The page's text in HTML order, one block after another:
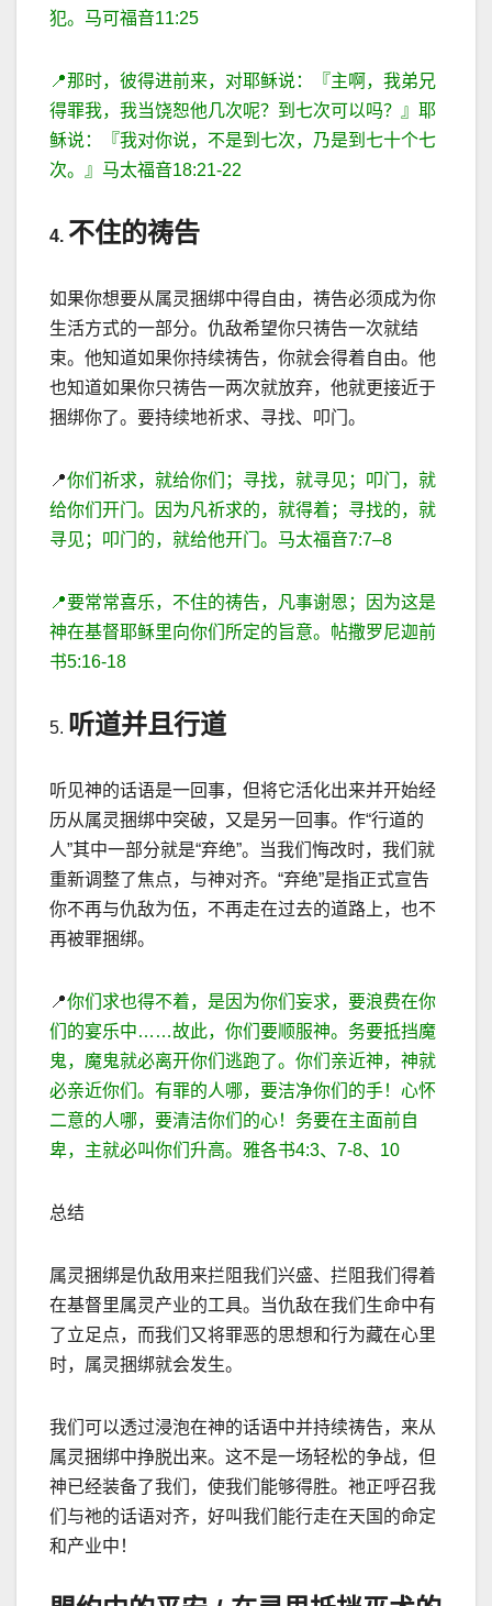
犯。马可福音11:25
📍那时，彼得进前来，对耶稣说：『主啊，我弟兄
得罪我，我当饶恕他几次呢？到七次可以吗？』耶
稣说：『我对你说，不是到七次，乃是到七十个七
次。』马太福音18:21-22
4. 不住的祷告
如果你想要从属灵捆绑中得自由，祷告必须成为你
生活方式的一部分。仇敌希望你只祷告一次就结
束。他知道如果你持续祷告，你就会得着自由。他
也知道如果你只祷告一两次就放弃，他就更接近于
捆绑你了。要持续地祈求、寻找、叩门。
📍你们祈求，就给你们；寻找，就寻见；叩门，就
给你们开门。因为凡祈求的，就得着；寻找的，就
寻见；叩门的，就给他开门。马太福音7:7–8
📍要常常喜乐，不住的祷告，凡事谢恩；因为这是
神在基督耶稣里向你们所定的旨意。帖撒罗尼迦前
书5:16-18
5. 听道并且行道
听见神的话语是一回事，但将它活化出来并开始经
历从属灵捆绑中突破，又是另一回事。作“行道的
人”其中一部分就是“弃绝”。当我们悔改时，我们就
重新调整了焦点，与神对齐。 “弃绝”是指正式宣告
你不再与仇敌为伍，不再走在过去的道路上，也不
再被罪捆绑。
📍你们求也得不着，是因为你们妄求，要浪费在你
们的宴乐中……故此，你们要顺服神。务要抵挡魔
鬼，魔鬼就必离开你们逃跑了。你们亲近神，神就
必亲近你们。有罪的人哪，要洁净你们的手！心怀
二意的人哪，要清洁你们的心！务要在主面前自
卑，主就必叫你们升高。雅各书4:3、 7-8、 10
总结
属灵捆绑是仇敌用来拦阻我们兴盛、拦阻我们得着
在基督里属灵产业的工具。当仇敌在我们生命中有
了立足点，而我们又将罪恶的思想和行为藏在心里
时，属灵捆绑就会发生。
我们可以透过浸泡在神的话语中并持续祷告，来从
属灵捆绑中挣脱出来。这不是一场轻松的争战，但
神已经装备了我们，使我们能够得胜。祂正呼召我
们与祂的话语对齐，好叫我们能行走在天国的命定
和产业中！